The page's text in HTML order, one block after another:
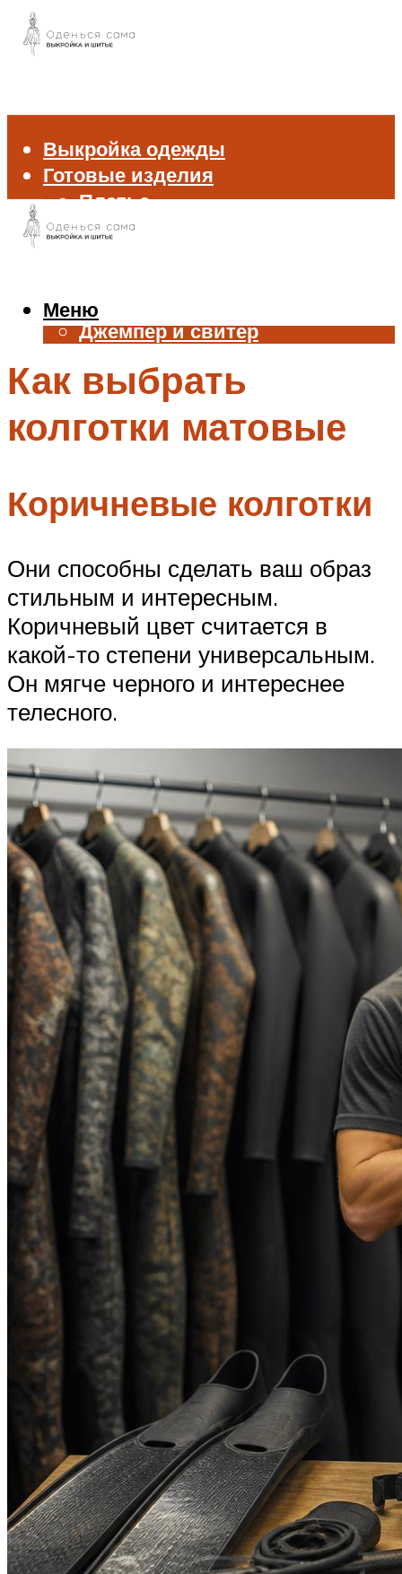
Выкройка одежды
Готовые изделия
Платье
Брюки
Жилет
Джемпер и свитер
Аксессуары
Меню
Меню
Как выбрать
колготки матовые
Коричневые колготки
Они способны сделать ваш образ
стильным и интересным.
Коричневый цвет считается в
какой-то степени универсальным.
Он мягче черного и интереснее
телесного.